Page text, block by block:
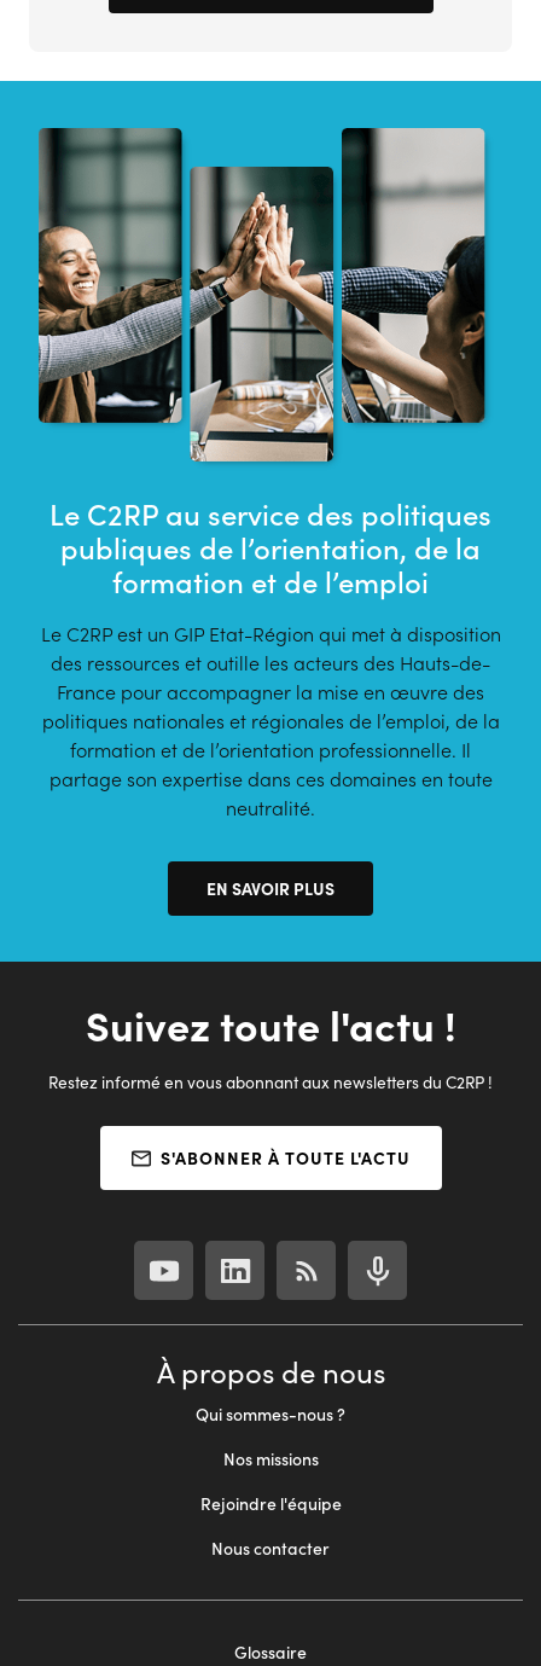
Le C2RP au service des politiques
publiques de l’orientation, de la
formation et de l’emploi
Le C2RP est un GIP Etat-Région qui met à disposition
des ressources et outille les acteurs des Hauts-de-
France pour accompagner la mise en œuvre des
politiques nationales et régionales de l’emploi, de la
formation et de l’orientation professionnelle. Il
partage son expertise dans ces domaines en toute
neutralité.
EN SAVOIR PLUS
Suivez toute l'actu !
Restez informé en vous abonnant aux newsletters du C2RP !
S'ABONNER À TOUTE L'ACTU
À propos de nous
Qui sommes-nous ?
Nos missions
Rejoindre l'équipe
Nous contacter
Glossaire